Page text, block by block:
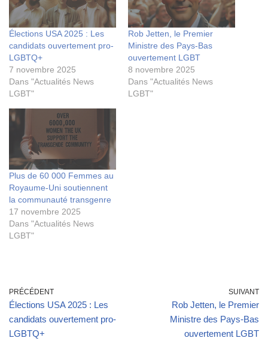
Élections USA 2025 : Les
candidats ouvertement pro-
LGBTQ+
7 novembre 2025
Dans "Actualités News
LGBT"
Rob Jetten, le Premier
Ministre des Pays-Bas
ouvertement LGBT
8 novembre 2025
Dans "Actualités News
LGBT"
Plus de 60 000 Femmes au
Royaume-Uni soutiennent
la communauté transgenre
17 novembre 2025
Dans "Actualités News
LGBT"
PRÉCÉDENT
Élections USA 2025 : Les
candidats ouvertement pro-
LGBTQ+
SUIVANT
Rob Jetten, le Premier
Ministre des Pays-Bas
ouvertement LGBT